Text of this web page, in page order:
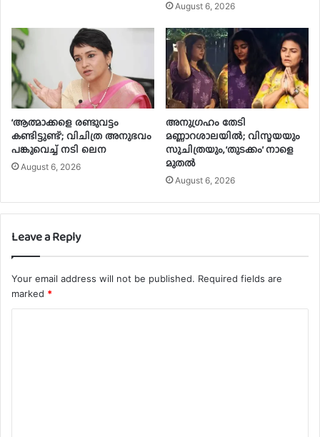
August 6, 2026
‘ആത്മാക്കളെ രണ്ടുവട്ടം
കണ്ടിട്ടുണ്ട്’; വിചിത്ര അനുഭവം
പങ്കുവെച്ച് നടി ലെന
August 6, 2026
അനുഗ്രഹം തേടി
മണ്ണാറശാലയിൽ; വിസ്മയയും
സുചിത്രയും, ‘തുടക്കം’ നാളെ
മുതൽ
August 6, 2026
Leave a Reply
Your email address will not be published. Required fields are
marked *